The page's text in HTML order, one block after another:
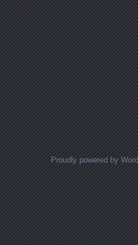
Proudly powered by